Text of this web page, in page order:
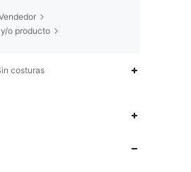
o producto
costuras